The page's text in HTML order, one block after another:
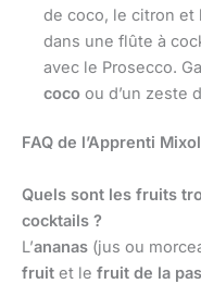
de coco, le citron et
dans une flûte à
avec le Prosecco.
coco ou d’un zeste
FAQ de l’Apprenti
Quels sont les fruits
cocktails ?
L’ananas (jus ou
fruit et le fruit de la